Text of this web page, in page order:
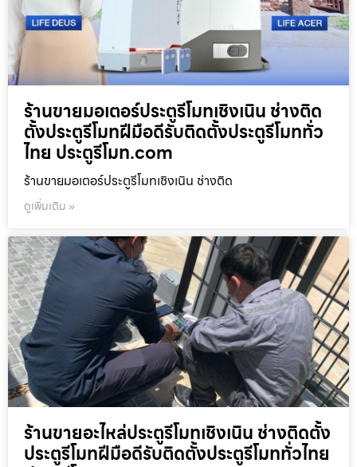
ร้านขายมอเตอร์ประตูรีโมทเชิงเนิน ช่างติด
ตั้งประตูรีโมทฝีมือดีรับติดตั้งประตูรีโมททั่ว
ไทย ประตูรีโมท.com
ร้านขายมอเตอร์ประตูรีโมทเชิงเนิน ช่างติด
ดูเพิ่มเติม »
ร้านขายอะไหล่ประตูรีโมทเชิงเนิน ช่างติดตั้ง
ประตูรีโมทฝีมือดีรับติดตั้งประตูรีโมททั่วไทย